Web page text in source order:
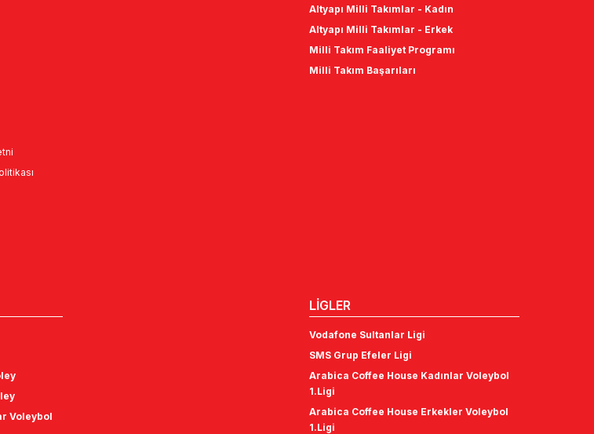
Altyapı Milli Takımlar - Kadın
Altyapı Milli Takımlar - Erkek
Milli Takım Faaliyet Programı
Milli Takım Başarıları
Voleybol
LİGLER
Vodafone Sultanlar Ligi
SMS Grup Efeler Ligi
Arabica Coffee House Kadınlar Voleybol
1.Ligi
Arabica Coffee House Erkekler Voleybol
1.Ligi